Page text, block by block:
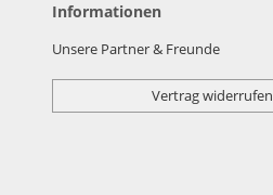
Informationen
Unsere Partner & Freunde
Vertrag widerrufen